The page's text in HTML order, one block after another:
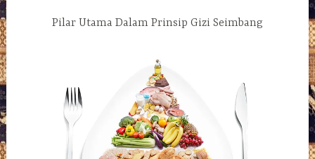
Pilar Utama Dalam Prinsip Gizi Seimbang